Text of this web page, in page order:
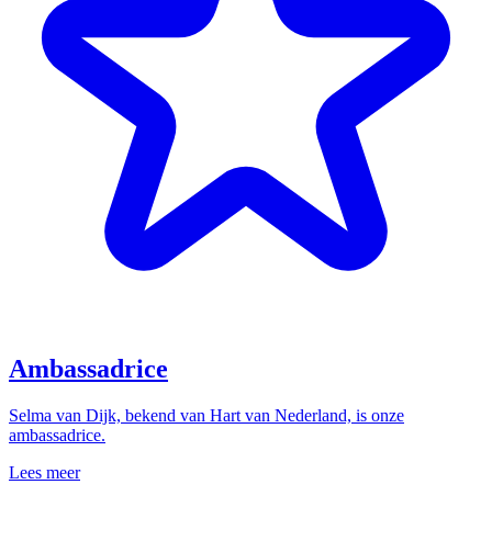
Ambassadrice
Selma van Dijk, bekend van Hart van Nederland, is onze
ambassadrice.
Lees meer